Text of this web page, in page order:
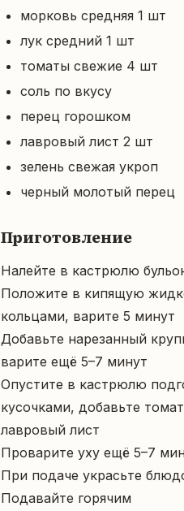
морковь средняя 1 шт
лук средний 1 шт
томаты свежие 4 шт
соль по вкусу
перец горошком
лавровый лист 2 шт
зелень свежая укроп
черный молотый перец
Приготовление
Налейте в кастрюлю
Положите в кипящую
кольцами, варите 5 минут
Добавьте нарезанный
варите ещё 5–7 минут
Опустите в кастрюлю
кусочками, добавьте
лавровый лист
Проварите уху ещё 5–7
При подаче украсьте
Подавайте горячим